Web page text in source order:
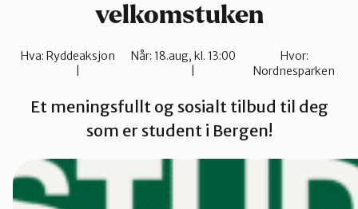
velkomstuken
Hva: Ryddeaksjon Når: 18.aug, kl. 13:00
Hvor:
Nordnesparken
Et meningsfullt og sosialt tilbud til deg
som er student i Bergen!